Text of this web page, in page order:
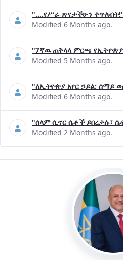
"....የሥራ ጽናታችሁን
Modified 6 Months ago.
"7ኛዉ ጠቅላላ ምርጫ የኢትዮጵያን
Modified 5 Months ago.
"ለኢትዮጵያ አየር ኃይል: ሰማይ
Modified 6 Months ago.
"ሰላም ሲኖር ሴቶች ይበረታሉ፣
Modified 2 Months ago.